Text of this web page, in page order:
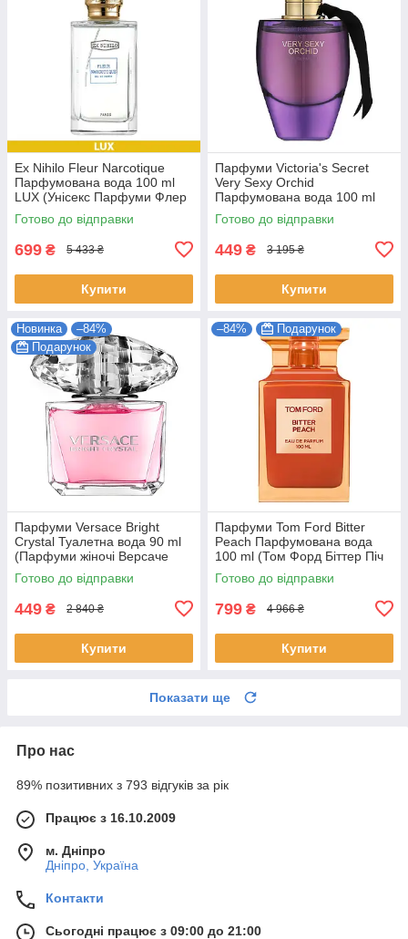
Ex Nihilo Fleur Narcotique
Парфумована вода 100 ml
LUX (Унісекс Парфуми Флер
Наркотика EDP)
Готово до відправки
699 ₴ 5 433 ₴
Купити
Парфуми Victoria's Secret
Very Sexy Orchid
Парфумована вода 100 ml
(Victoria's Secret Very Sexy
Orchid Жіночі)
Готово до відправки
449 ₴ 3 195 ₴
Купити
Новинка
–84%
Подарунок
Парфуми Versace Bright
Crystal Туалетна вода 90 ml
(Парфуми жіночі Версаче
Брайт Крістал Парфуми)
Готово до відправки
449 ₴ 2 840 ₴
Купити
–84% Подарунок
Парфуми Tom Ford Bitter
Peach Парфумована вода
100 ml (Том Форд Біттер Піч
bitter peach tom ford)
Готово до відправки
799 ₴ 4 966 ₴
Купити
Показати ще
Про нас
89% позитивних з 793 відгуків за рік
Працює з 16.10.2009
м. Дніпро
Дніпро, Україна
Контакти
Сьогодні працює з 09:00 до 21:00